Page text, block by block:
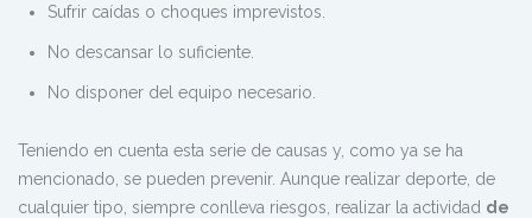
Sufrir caídas o choques imprevistos.
No descansar lo suficiente.
No disponer del equipo necesario.
Teniendo en cuenta esta serie de causas y, como ya se ha
mencionado, se pueden prevenir. Aunque realizar deporte, de
cualquier tipo, siempre conlleva riesgos, realizar la actividad de